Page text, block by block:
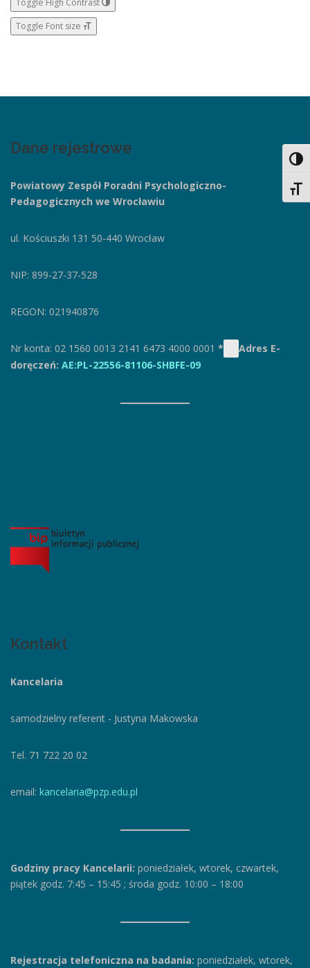
Toggle Font size
Dane rejestrowe
Powiatowy Zespół Poradni Psychologiczno-
Pedagogicznych we Wrocławiu
ul. Kościuszki 131 50-440 Wrocław
NIP: 899-27-37-528
REGON: 021940876
Nr konta: 02 1560 0013 2141 6473 4000 0001 *
Adres E-
doręczeń: AE:PL-22556-81106-SHBFE-09
Kontakt
Kancelaria
samodzielny referent - Justyna Makowska
Tel. 71 722 20 02
email: kancelaria@pzp.edu.pl
Godziny pracy Kancelarii: poniedziałek, wtorek, czwartek,
piątek godz. 7:45 – 15:45 ; środa godz. 10:00 – 18:00
Rejestracja telefoniczna na badania: poniedziałek, wtorek,